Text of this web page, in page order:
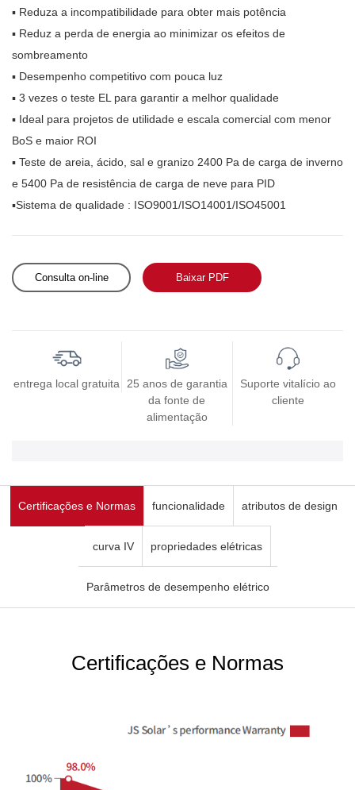
▪ Reduza a incompatibilidade para obter mais potência
▪ Reduz a perda de energia ao minimizar os efeitos de
sombreamento
▪ Desempenho competitivo com pouca luz
▪ 3 vezes o teste EL para garantir a melhor qualidade
▪ Ideal para projetos de utilidade e escala comercial com menor
BoS e maior ROI
▪ Teste de areia, ácido, sal e granizo 2400 Pa de carga de inverno
e 5400 Pa de resistência de carga de neve para PID
▪Sistema de qualidade : ISO9001/ISO14001/ISO45001
Consulta on-line Baixar PDF
entrega local gratuita
25 anos de garantia
da fonte de
alimentação
Suporte vitalício ao
cliente
Certificações e Normas funcionalidade atributos de design
curva IV propriedades elétricas
Parâmetros de desempenho elétrico
Certificações e Normas